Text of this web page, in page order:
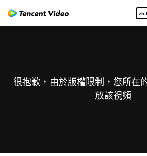
zh-
很抱歉，由於版權限制，您所在
放該視頻